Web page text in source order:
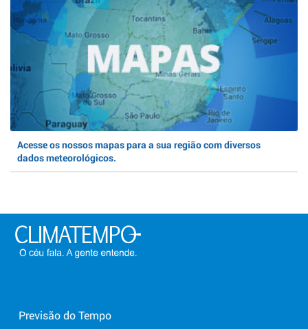
Acesse os nossos mapas para a sua região com diversos
dados meteorológicos.
Previsão do Tempo